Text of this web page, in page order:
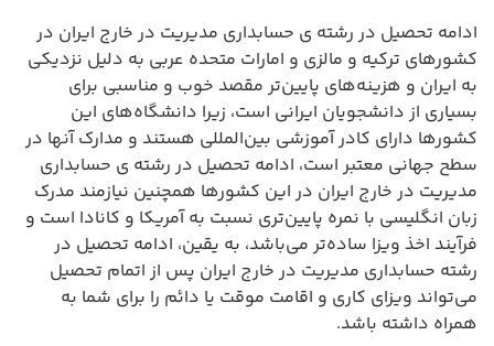
ادامه تحصیل در رشته ی حسابداری مدیریت در خارج ایران در
کشورهای ترکیه و مالزی و امارات متحده عربی به دلیل نزدیکی
به ایران و هزینه‌های پایین‌تر مقصد خوب و مناسبی برای
بسیاری از دانشجویان ایرانی است، زیرا دانشگاه‌های این
کشورها دارای کادر آموزشی بین‌المللی هستند و مدارک آنها در
سطح جهانی معتبر است، ادامه تحصیل در رشته ی حسابداری
مدیریت در خارج ایران در این کشورها همچنین نیازمند مدرک
زبان انگلیسی با نمره پایین‌تری نسبت به آمریکا و کانادا است و
فرآیند اخذ ویزا ساده‌تر می‌باشد، به یقین، ادامه تحصیل در
رشته حسابداری مدیریت در خارج ایران پس از اتمام تحصیل
می‌تواند ویزای کاری و اقامت موقت یا دائم را برای شما به
همراه داشته باشد.